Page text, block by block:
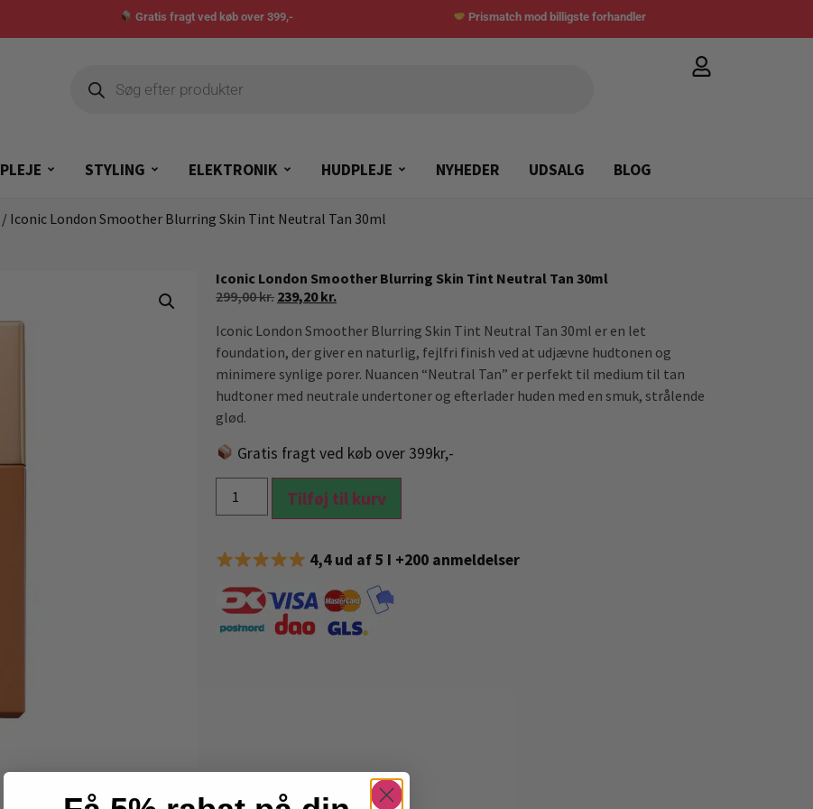
Gratis fragt ved køb over 399,- Prismatch mod billigste forhandler
PLEJE STYLING ELEKTRONIK HUDPLEJE NYHEDER UDSALG BLOG
/ Iconic London Smoother Blurring Skin Tint Neutral Tan 30ml
Iconic London Smoother Blurring Skin Tint Neutral Tan 30ml
299,00kr. 239,20kr.
Iconic London Smoother Blurring Skin Tint Neutral Tan 30ml er en let
foundation, der giver en naturlig, fejlfri finish ved at udjævne hudtonen og
minimere synlige porer. Nuancen “Neutral Tan” er perfekt til medium til tan
hudtoner med neutrale undertoner og efterlader huden med en smuk, strålende
glød.
Gratis fragt ved køb over 399kr,-
Tilføj til kurv
4,4 ud af 5 I +200 anmeldelser